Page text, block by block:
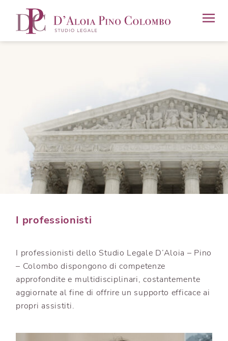
I professionisti
I professionisti dello Studio Legale D’Aloia – Pino
– Colombo dispongono di competenze
approfondite e multidisciplinari, costantemente
aggiornate al fine di offrire un supporto efficace ai
propri assistiti.